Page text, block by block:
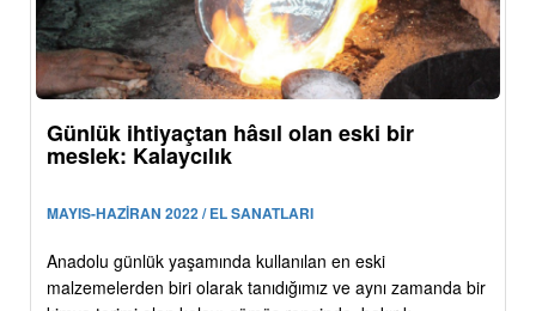
Günlük ihtiyaçtan hâsıl olan eski bir
meslek: Kalaycılık
MAYIS-HAZİRAN 2022 / EL SANATLARI
Anadolu günlük yaşamında kullanılan en eski
malzemelerden biri olarak tanıdığımız ve aynı zamanda bir